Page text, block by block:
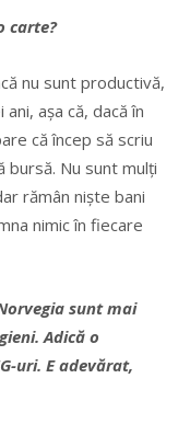
carte?
nu sunt productivă,
așa că, dacă în
că încep să scriu
bursă. Nu sunt mulți
rămân niște bani
nimic în fiecare
sunt mai
Adică o
uri. E adevărat,